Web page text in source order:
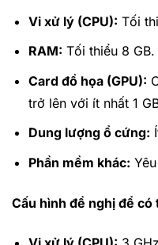
Vi xử lý (CPU): Tối
RAM: Tối thiểu 8 GB.
Card đồ họa (GPU):
trở lên với ít nhất 1
Dung lượng ổ cứng:
Phần mềm khác:
Cấu hình đề nghị để